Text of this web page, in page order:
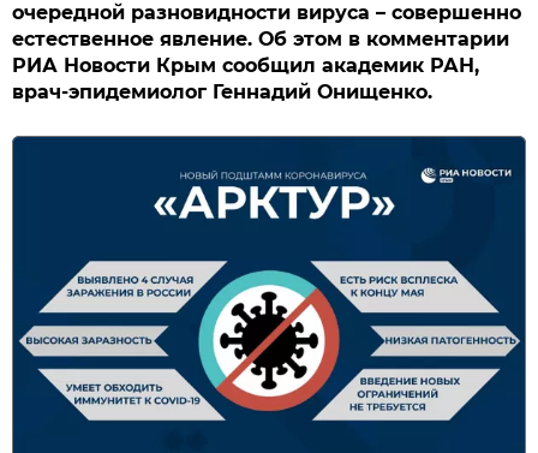
очередной разновидности вируса – совершенно
естественное явление. Об этом в комментарии
РИА Новости Крым сообщил академик РАН,
врач-эпидемиолог Геннадий Онищенко.